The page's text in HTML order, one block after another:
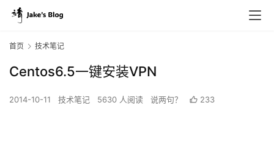
首页 技术笔记
Centos6.5一键安装VPN
2014-10-11 技术笔记 5630 人阅读 说两句？ 233